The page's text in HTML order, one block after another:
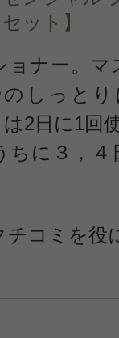
ット】
ョナー。マ
しっと
2日に1回
ちに３，４
チコミを役